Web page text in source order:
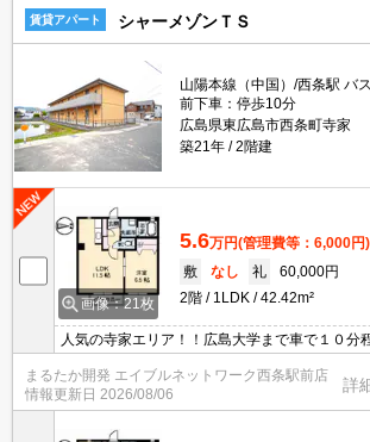
賃貸アパート シャーメゾンＴＳ
山陽本線（中国）/西条駅
前下車：停歩10分
広島県東広島市西条町寺家
築21年
2階建
画像：21枚
5.6万円(管理費等：6,000円)
敷
なし 礼
60,000円
2階
1LDK 42.42m²
人気の寺家エリア！！広島大学まで車で１０分
もアクセスしやすい立地なので各方面への移動
パー・ドラッグストア・飲食店などの生活施設
りお買い物も楽々♪オール電化で光熱費がお得
１.５帖あり快適なシングルライフをサポート♪
まるたか開発 エイブルネットワーク西条駅前店
情報更新日 2026/08/06
詳